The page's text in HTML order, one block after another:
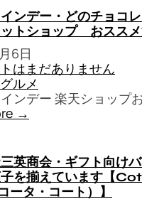
ンデー・どのチョコ
トショップ おススメ
6日
はまだありません
ルメ
ンデー 楽天ショップ
→
英商会・ギフト向け
を揃えています【
タ・コート）】